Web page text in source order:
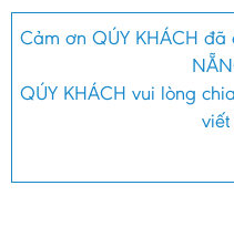
Cảm ơn QÚY KHÁCH
QÚY KHÁCH vui lòng